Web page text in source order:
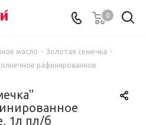
0
масло - Золотая семечка -
рафинированное
1л пл/б